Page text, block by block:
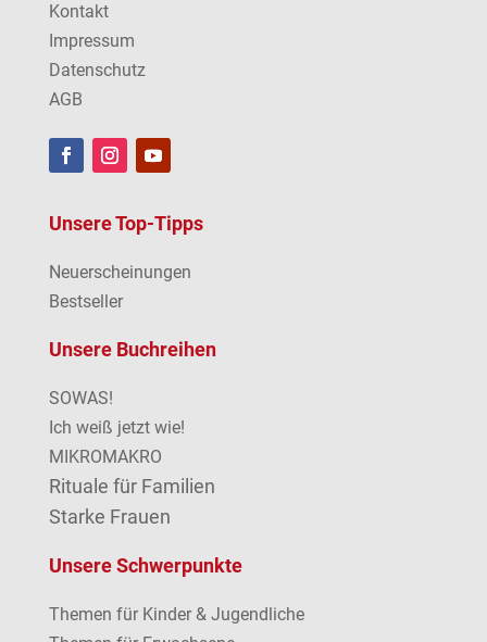
Kontakt
Impressum
Datenschutz
AGB
Unsere Top-Tipps
Neuerscheinungen
Bestseller
Unsere Buchreihen
SOWAS!
Ich weiß jetzt wie!
MIKROMAKRO
Rituale für Familien
Starke Frauen
Unsere Schwerpunkte
Themen für Kinder & Jugendliche